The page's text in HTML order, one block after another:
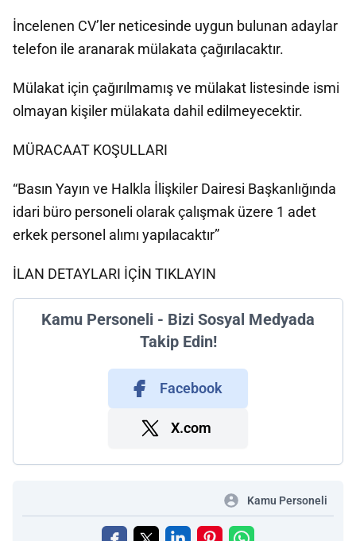
İncelenen CV’ler neticesinde uygun bulunan adaylar
telefon ile aranarak mülakata çağırılacaktır.
Mülakat için çağırılmamış ve mülakat listesinde ismi
olmayan kişiler mülakata dahil edilmeyecektir.
MÜRACAAT KOŞULLARI
“Basın Yayın ve Halkla İlişkiler Dairesi Başkanlığında
idari büro personeli olarak çalışmak üzere 1 adet
erkek personel alımı yapılacaktır”
İLAN DETAYLARI İÇİN TIKLAYIN
Kamu Personeli - Bizi Sosyal Medyada
Takip Edin!
Facebook
X.com
Kamu Personeli